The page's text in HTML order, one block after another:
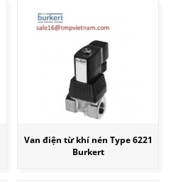
Van điện từ khí nén Type 6221
Burkert